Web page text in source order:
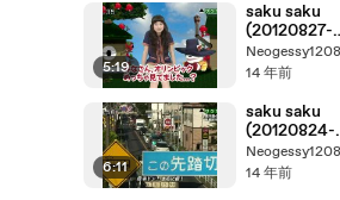
5:19
saku saku
(20120827-
0730 ｔｖ
ｋ)-01
Neogessy1208
14 年前
6:11
saku saku
(20120824-
0730 ｔｖ
ｋ)-03
Neogessy1208
14 年前